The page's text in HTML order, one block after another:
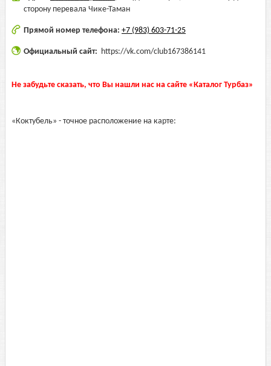
сторону перевала Чике-Таман
Прямой номер телефона: +7 (983) 603-71-25
Официальный сайт: https://vk.com/club167386141
Не забудьте сказать, что Вы нашли нас на сайте «Каталог Турбаз»
«Коктубель» - точное расположение на карте: